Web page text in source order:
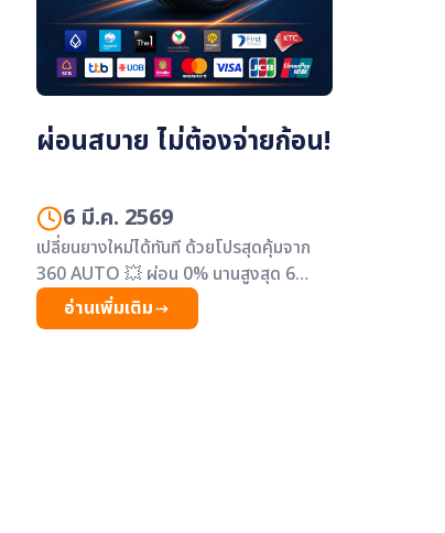
ผ่อนสบาย ไม่ต้องจ่ายก้อน!
6 มี.ค. 2569
เปลี่ยนยางใหม่ได้ทันที ด้วยโปรสุดคุ้มจาก
360 AUTO 💥 ผ่อน 0% นานสูงสุด 6
เดือน💥อ่านเพิ่มเติม